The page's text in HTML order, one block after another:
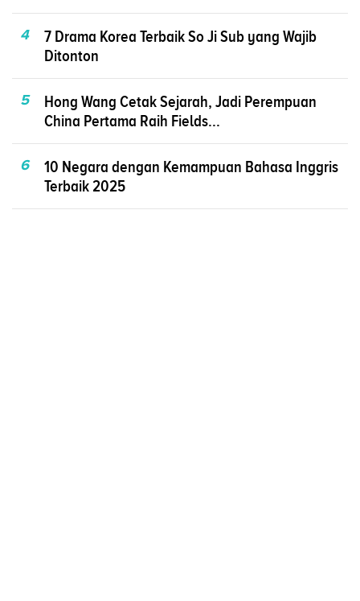
4
7 Drama Korea Terbaik So Ji Sub yang Wajib
Ditonton
5
Hong Wang Cetak Sejarah, Jadi Perempuan
China Pertama Raih Fields...
6
10 Negara dengan Kemampuan Bahasa Inggris
Terbaik 2025